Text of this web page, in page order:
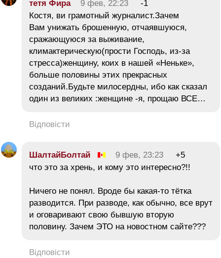
тетя Фира 9 фев, 22:23
-1
Костя, ви грамотный журналист.Зачем
Вам унижать брошенную, отчаявшуюся,
сражающуюся за выживание,
климактерическую(прости Господь, из-за
стресса)женщину, коих в нашей «Неньке»,
больше половины этих прекрасных
созданий.Будьте милосердны, ибо как сказал
один из великих :женщине -я, прощаю ВСЕ…
Відповісти
ШалтайБолтай 9 фев, 23:23
+5
что это за хрень, и кому это интересно?!!
Ничего не понял. Вроде бы какая-то тётка
разводится. При разводе, как обычно, все врут
и оговаривают свою бывшую вторую
половину. Зачем ЭТО на новостном сайте???
Відповісти